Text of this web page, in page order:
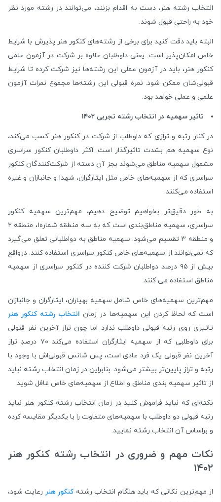
انتخاب رشته هنر، دست به اقدام بزنند، می‌توانند در رشته مورد نظر
خود به راحتی قبول شوند.
البته باید دقت کنید برای برخی از رشته‌‌های کنکور هنر پذیرش با شرایط
خاص امکان‌پذیر است. یعنی داوطلبان علاوه بر شرکت در آزمون علمی
کنکور هنر، باید در آزمون عملی این رشته‌ها نیز شرکت کرده تا شرایط
قبولی‌شان ممکن شود. نمره قبولی این رشته‌ها مجموع نمرات آزمون
علمی و عملی خواهد بود.
تاثیر سهمیه در انتخاب رشته تجربی ۱۴۰۲
در کنار رتبه و ترازی که داوطلب از شرکت در کنکور هنر کسب می‌کند،
نوع سهمیه هم بشدت تاثیرگذار است. اکثر داوطلبان کنکور سراسری
مشمول سهمیه مناطق می‌شوند بجز آن دسته از شرکت‌کنندگان کنکور
سراسری که از سهمیه‌های خاص مثل ایثارگران، شهدا و جانبازان و غیره
استفاده می‌کنند.
به طور دقیق‌تر بخواهیم توضیح دهیم، مهم‌ترین سهمیه کنکور
سراسری، سهمیه مناطق‌بندی است که به سه منطقه شماره۱، منطقه ۲
و منطقه ۳ تقسیم می‌شود. سهمیه مناطق به دواطلبانی تعلق می‌گیرد
که نمی‌توانند از سهمیه‌های خاص کنکور سراسری استفاده کنند. در‌واقع
بیش از ۹۵ درصد دواطلبان شرکت کننده در کنکور سراسری از سهمیه
مناطق استفاده می کنند.
مهم‌ترین سهمیه‌های خاص شامل سهمیه بهیاران، ایثارگران و جانبازان
است که لحاظ کردن این سهمیه‌‌ها در زمان انتخاب رشته کنکور هنر
تاثیری روی رتبه قبولی داوطلب ندارد اما چون تراز آخرین نفر قبولی
برای داوطلبی که از سهمیه ایثارگران استفاده می‌کند ۷۰ درصدِ تراز
آخرین نفر قبولی یک فرد عادی است، پس شانس قبولی‌اش با وجود با
رتبه و تراز پایین‌تر بیشتر می‌شود. بنابراین در زمان انتخاب رشته نباید
از تاثیر سهمیه بندی مناطق و اطلاع از سهمیه‌های خاص غافل شوید.
نکته‌ای که نباید فراموش کنید در زمان انتخاب رشته کنکور هنر نباید
رتبه قبولی دو داوطلب با سهمیه‌های متفاوت را با یکدیگر مقایسه کرده
و براساس آن انتخاب رشته نمایید.
نکات مهم و ضروری در انتخاب رشته کنکور هنر
۱۴۰۲
از مهم‌ترین نکاتی که باید هنگام انتخاب رشتهکنکور هنر رعایت شود،